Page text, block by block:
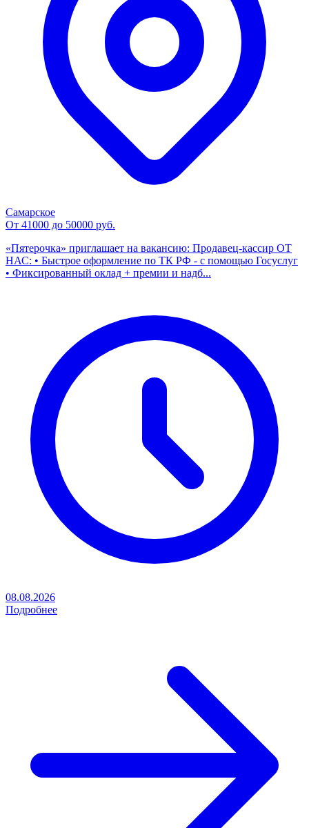
Самарское
От 41000 до 50000 руб.
«Пятерочка» приглашает на вакансию: Продавец-кассир ОТ
НАС: • Быстрое оформление по ТК РФ - с помощью Госуслуг
• Фиксированный оклад + премии и надб...
08.08.2026
Подробнее